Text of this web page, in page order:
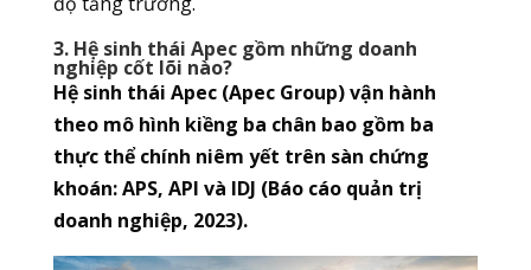
3. Hệ sinh thái Apec gồm những doanh
nghiệp cốt lõi nào?
Hệ sinh thái Apec (Apec Group) vận hành
theo mô hình kiềng ba chân bao gồm ba
thực thể chính niêm yết trên sàn chứng
khoán: APS, API và IDJ (Báo cáo quản trị
doanh nghiệp, 2023).